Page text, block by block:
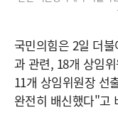
국민의힘은 2일 더
과 관련, 18개 상임
11개 상임위원장 선
완전히 배신했다"고